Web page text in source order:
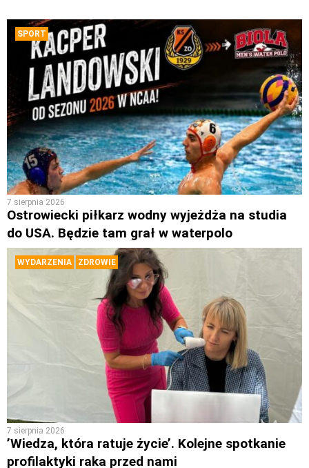
SPORT
7 sierpnia 2026
Ostrowiecki piłkarz wodny wyjeżdża na studia
do USA. Będzie tam grał w waterpolo
WYDARZENIA ZDROWIE
7 sierpnia 2026
’Wiedza, która ratuje życie’. Kolejne spotkanie
profilaktyki raka przed nami